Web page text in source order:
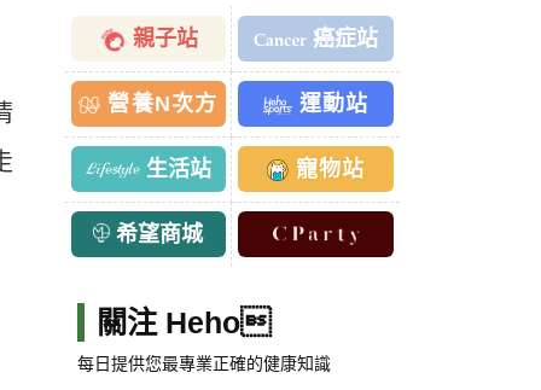
親子站 癌症站
營養N次方 運動站
生活站 寵物站
希望商城
關注 Heho
每日提供您最專業正確的健康知識